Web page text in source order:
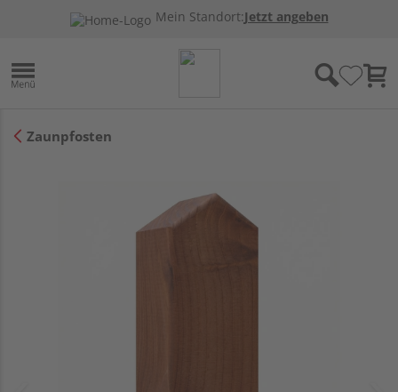
Mein Standort:Jetzt angeben
Zaunpfosten